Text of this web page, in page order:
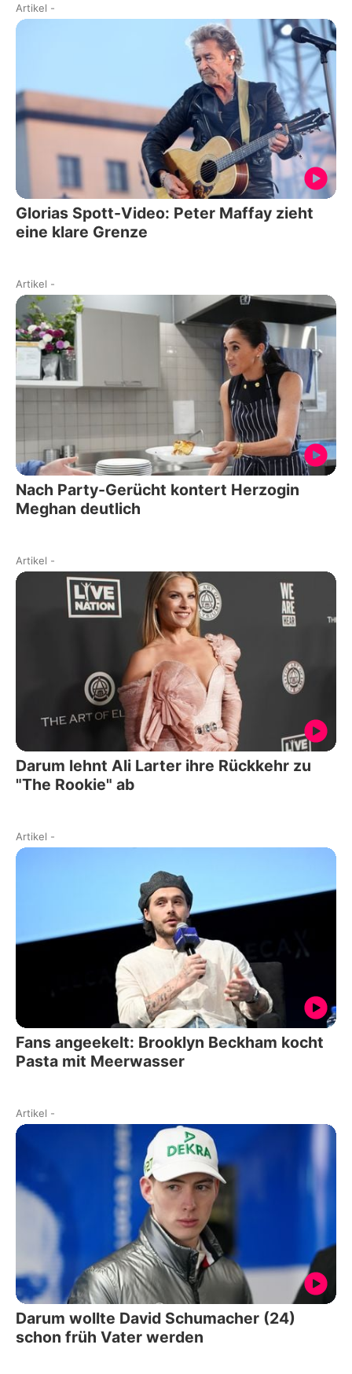
Artikel -
Glorias Spott-Video: Peter Maffay zieht
eine klare Grenze
Artikel -
Nach Party-Gerücht kontert Herzogin
Meghan deutlich
Artikel -
Darum lehnt Ali Larter ihre Rückkehr zu
"The Rookie" ab
Artikel -
Fans angeekelt: Brooklyn Beckham kocht
Pasta mit Meerwasser
Artikel -
Darum wollte David Schumacher (24)
schon früh Vater werden